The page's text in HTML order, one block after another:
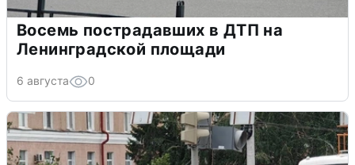
Восемь пострадавших в ДТП на
Ленинградской площади
6 августа 0